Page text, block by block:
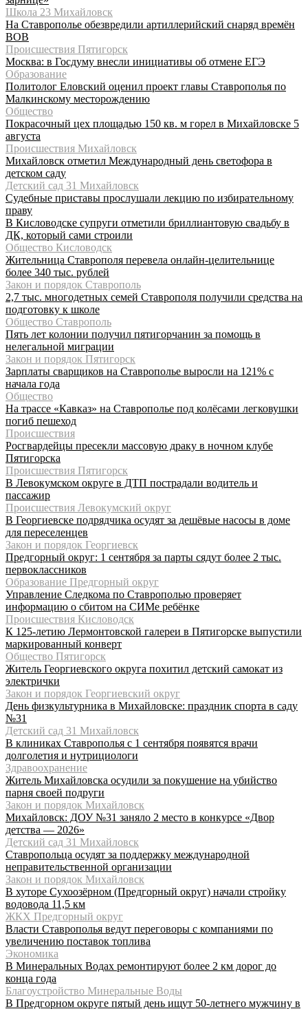
Школа 23 Михайловск
На Ставрополье обезвредили артиллерийский снаряд времён
ВОВ
Происшествия Пятигорск
Москва: в Госдуму внесли инициативы об отмене ЕГЭ
Образование
Политолог Еловский оценил проект главы Ставрополья по
Малкинскому месторождению
Общество
Покрасочный цех площадью 150 кв. м горел в Михайловске 5
августа
Происшествия Михайловск
Михайловск отметил Международный день светофора в
детском саду
Детский сад 31 Михайловск
Судебные приставы прослушали лекцию по избирательному
праву
В Кисловодске супруги отметили бриллиантовую свадьбу в
ДК, который сами строили
Общество Кисловодск
Жительница Ставрополя перевела онлайн-целительнице
более 340 тыс. рублей
Закон и порядок Ставрополь
2,7 тыс. многодетных семей Ставрополя получили средства на
подготовку к школе
Общество Ставрополь
Пять лет колонии получил пятигорчанин за помощь в
нелегальной миграции
Закон и порядок Пятигорск
Зарплаты сварщиков на Ставрополье выросли на 121% с
начала года
Общество
На трассе «Кавказ» на Ставрополье под колёсами легковушки
погиб пешеход
Происшествия
Росгвардейцы пресекли массовую драку в ночном клубе
Пятигорска
Происшествия Пятигорск
В Левокумском округе в ДТП пострадали водитель и
пассажир
Происшествия Левокумский округ
В Георгиевске подрядчика осудят за дешёвые насосы в доме
для переселенцев
Закон и порядок Георгиевск
Предгорный округ: 1 сентября за парты сядут более 2 тыс.
первоклассников
Образование Предгорный округ
Управление Следкома по Ставрополью проверяет
информацию о сбитом на СИМе ребёнке
Происшествия Кисловодск
К 125-летию Лермонтовской галереи в Пятигорске выпустили
маркированный конверт
Общество Пятигорск
Житель Георгиевского округа похитил детский самокат из
электрички
Закон и порядок Георгиевский округ
День физкультурника в Михайловске: праздник спорта в саду
№31
Детский сад 31 Михайловск
В клиниках Ставрополья с 1 сентября появятся врачи
долголетия и нутрициологи
Здравоохранение
Житель Михайловска осудили за покушение на убийство
парня своей подруги
Закон и порядок Михайловск
Михайловск: ДОУ №31 заняло 2 место в конкурсе «Двор
детства — 2026»
Детский сад 31 Михайловск
Ставропольца осудят за поддержку международной
неправительственной организации
Закон и порядок Михайловск
В хуторе Сухоозёрном (Предгорный округ) начали стройку
водовода 11,5 км
ЖКХ Предгорный округ
Власти Ставрополья ведут переговоры с компаниями по
увеличению поставок топлива
Экономика
В Минеральных Водах ремонтируют более 2 км дорог до
конца года
Благоустройство Минеральные Воды
В Предгорном округе пятый день ищут 50-летнего мужчину в